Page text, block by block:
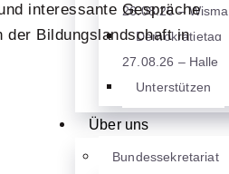
26.08.26 –
Demokratietag
27.08.26 – Halle
Unterstützen
Über uns
Bundessekretariat
interessante Gespräche
der Bildungslandschaft in